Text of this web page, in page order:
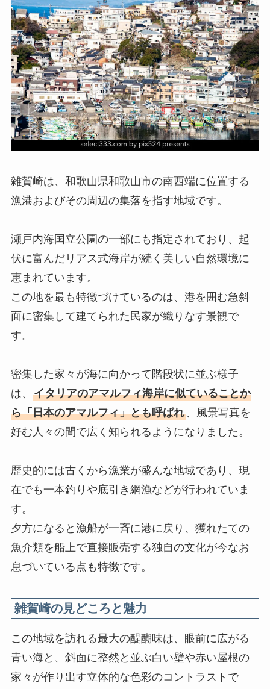
雑賀崎は、和歌山県和歌山市の南西端に位置する
漁港およびその周辺の集落を指す地域です。
瀬戸内海国立公園の一部にも指定されており、起
伏に富んだリアス式海岸が続く美しい自然環境に
恵まれています。
この地を最も特徴づけているのは、港を囲む急斜
面に密集して建てられた民家が織りなす景観で
す。
密集した家々が海に向かって階段状に並ぶ様子
は、 イタリアのアマルフィ海岸に似ていることか
ら「日本のアマルフィ」とも呼ばれ、風景写真を
好む人々の間で広く知られるようになりました。
歴史的には古くから漁業が盛んな地域であり、現
在でも一本釣りや底引き網漁などが行われていま
す。
夕方になると漁船が一斉に港に戻り、獲れたての
魚介類を船上で直接販売する独自の文化が今なお
息づいている点も特徴です。
雑賀崎の見どころと魅力
この地域を訪れる最大の醍醐味は、眼前に広がる
青い海と、斜面に整然と並ぶ白い壁や赤い屋根の
家々が作り出す立体的な色彩のコントラストで